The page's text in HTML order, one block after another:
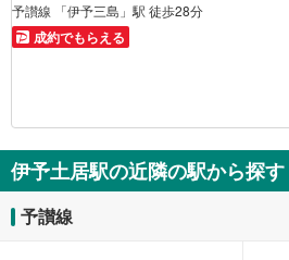
予讃線 「伊予三島」駅 徒歩28分
成約でもらえる
伊予土居駅の近隣の駅から探す
予讃線